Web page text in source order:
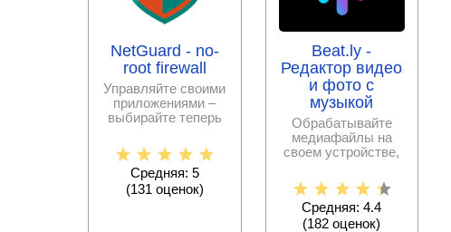
NetGuard - no-
root firewall
Управляйте своими
приложениями –
выбирайте теперь
разрешить
интернет –
Средняя: 5
(131 оценок)
Beat.ly -
Редактор видео
и фото с
музыкой
Обрабатывайте
медиафайлы на
своем устройстве,
музыкальное
Средняя: 4.4
(182 оценок)